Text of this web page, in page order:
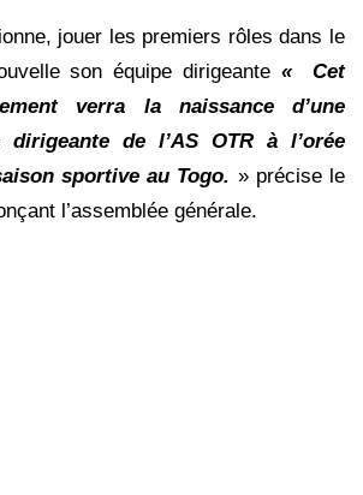
jouer les premiers rôles dans le
son équipe dirigeante « Cet
verra la naissance d’une
dirigeante de l’AS OTR à l’orée
sportive au Togo. » précise le
l’assemblée générale.